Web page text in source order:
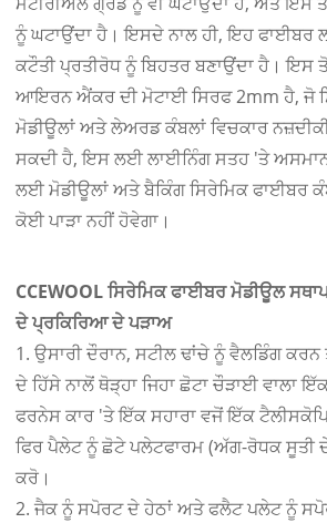
ਨੂੰ ਘਟਾਉਂਦਾ ਹੈ। ਇਸਦੇ ਨਾਲ ਹੀ, ਇਹ ਫਾਈਬਰ
ਕਟੌਤੀ ਪ੍ਰਤੀਰੋਧ ਨੂੰ ਬਿਹਤਰ ਬਣਾਉਂਦਾ ਹੈ। ਇਸ
ਆਇਰਨ ਐਂਕਰ ਦੀ ਮੋਟਾਈ ਸਿਰਫ 2mm ਹੈ, ਜੋ
ਮੋਡੀਊਲਾਂ ਅਤੇ ਲੇਅਰਡ ਕੰਬਲਾਂ ਵਿਚਕਾਰ
ਸਕਦੀ ਹੈ, ਇਸ ਲਈ ਲਾਈਨਿੰਗ ਸਤਹ 'ਤੇ
ਲਈ ਮੋਡੀਊਲਾਂ ਅਤੇ ਬੈਕਿੰਗ ਸਿਰੇਮਿਕ ਫਾਈਬਰ
ਕੋਈ ਪਾੜਾ ਨਹੀਂ ਹੋਵੇਗਾ।
CCEWOOL ਸਿਰੇਮਿਕ ਫਾਈਬਰ ਮੋਡੀਊਲ
ਦੇ ਪ੍ਰਕਿਰਿਆ ਦੇ ਪੜਾਅ
1. ਉਸਾਰੀ ਦੌਰਾਨ, ਸਟੀਲ ਢਾਂਚੇ ਨੂੰ ਵੈਲਡਿੰਗ ਕਰਨ
ਦੇ ਹਿੱਸੇ ਨਾਲੋਂ ਥੋੜ੍ਹਾ ਜਿਹਾ ਛੋਟਾ ਚੌੜਾਈ ਵਾਲਾ
ਫਰਨੇਸ ਕਾਰ 'ਤੇ ਇੱਕ ਸਹਾਰਾ ਵਜੋਂ ਇੱਕ
ਫਿਰ ਪੈਲੇਟ ਨੂੰ ਛੋਟੇ ਪਲੇਟਫਾਰਮ (ਅੱਗ-ਰੋਧਕ ਸੂਤੀ
ਕਰੋ।
2. ਜੈਕ ਨੂੰ ਸਪੋਰਟ ਦੇ ਹੇਠਾਂ ਅਤੇ ਫਲੈਟ ਪਲੇਟ ਨੂੰ